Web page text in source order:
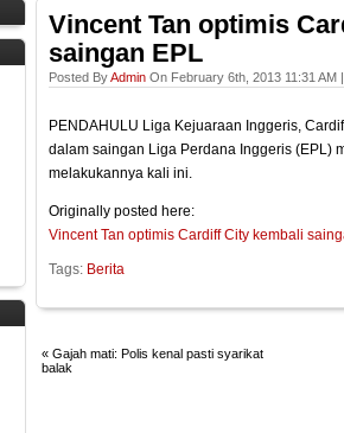
Vincent Tan optimis
saingan EPL
Posted ByAdmin On February 6th, 2013 11:31 AM |
PENDAHULU Liga Kejuaraan Inggeris,
dalam saingan Liga Perdana Inggeris (EPL)
melakukannya kali ini.
Originally posted here:
Vincent Tan optimis Cardiff City kembali
Tags: Berita
« Gajah mati: Polis kenal pasti syarikat
balak